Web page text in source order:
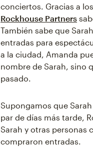
conciertos. Gracias a
Rockhouse Partners
También sabe que
entradas para
a la ciudad, Amanda
nombre de Sarah, sino
pasado.
Supongamos que
par de días más tarde,
Sarah y otras personas
compraron entradas.